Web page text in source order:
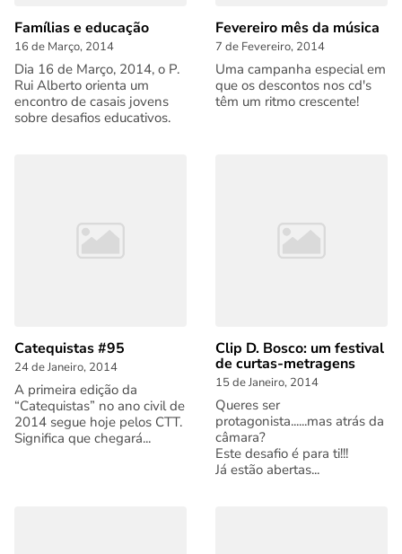
Famílias e educação
16 de Março, 2014
Dia 16 de Março, 2014, o P.
Rui Alberto orienta um
encontro de casais jovens
sobre desafios educativos.
Fevereiro mês da música
7 de Fevereiro, 2014
Uma campanha especial em
que os descontos nos cd's
têm um ritmo crescente!
Catequistas #95
24 de Janeiro, 2014
A primeira edição da
“Catequistas” no ano civil de
2014 segue hoje pelos CTT.
Significa que chegará...
Clip D. Bosco: um festival
de curtas-metragens
15 de Janeiro, 2014
Queres ser
protagonista......mas atrás da
câmara?
Este desafio é para ti!!!
Já estão abertas...